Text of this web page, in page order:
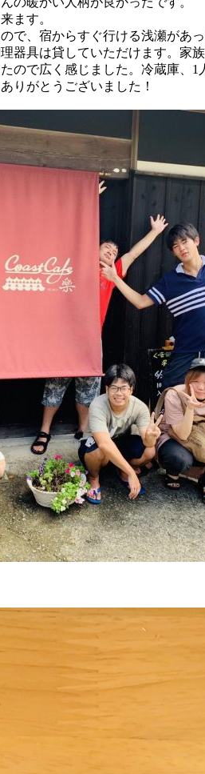
ます。
で、宿からすぐ行ける浅瀬が
器具は貸していただけます。家
ので広く感じました。冷蔵庫、1
りがとうございました！